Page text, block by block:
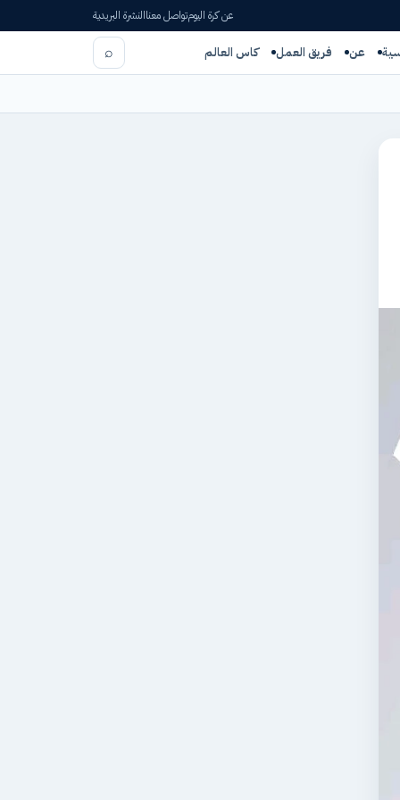
عن كرة اليومتواصل معناالنشرة البريدية
عن فريق العمل كاس العالم ⌕